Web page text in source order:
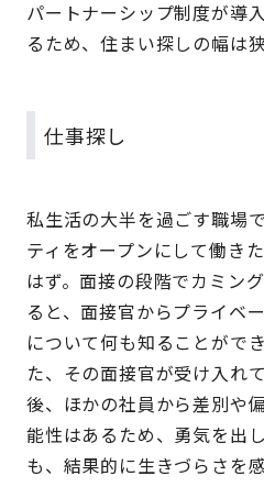
パートナーシップ制度が導
るため、住まい探しの幅は
仕事探し
私生活の大半を過ごす職場
ティをオープンにして働き
はず。面接の段階でカミン
ると、面接官からプライベ
について何も知ることがで
た、その面接官が受け入れ
後、ほかの社員から差別や
能性はあるため、勇気を出
も、結果的に生きづらさを